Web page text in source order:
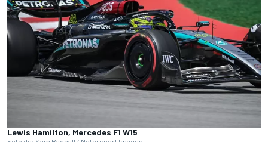
Lewis Hamilton, Mercedes F1 W15